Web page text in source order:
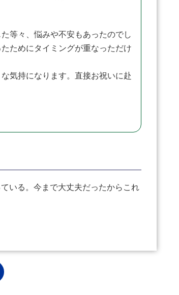
等々、悩みや不安もあったのでし
ためにタイミングが重なっただけ
気持になります。直接お祝いに赴
いる。今まで大丈夫だったからこれ